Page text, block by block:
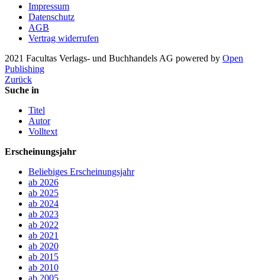
Impressum
Datenschutz
AGB
Vertrag widerrufen
2021 Facultas Verlags- und Buchhandels AG powered by Open
Publishing
Zurück
Suche in
Titel
Autor
Volltext
Erscheinungsjahr
Beliebiges Erscheinungsjahr
ab 2026
ab 2025
ab 2024
ab 2023
ab 2022
ab 2021
ab 2020
ab 2015
ab 2010
ab 2005